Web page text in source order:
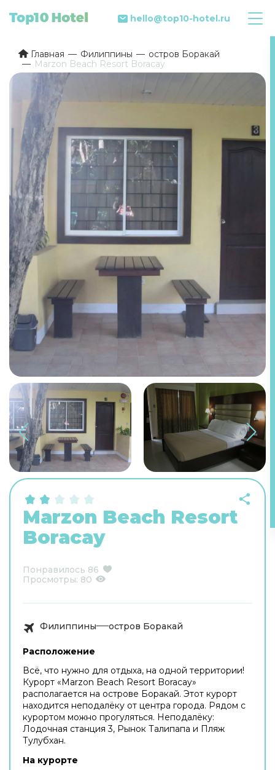
hello@top10-hotel.ru
Главная Филиппины
остров Боракай
Marzon Beach Resort Boracay
Marzon Beach Resort
Boracay
Понравилось 86
Просмотры: 80
Филиппины остров Боракай
Расположение
Всё, что нужно для отдыха, на одной территории!
Курорт «Marzon Beach Resort Boracay»
располагается на острове Боракай. Этот курорт
находится неподалёку от центра города. Рядом с
курортом можно прогуляться. Неподалёку:
Лодочная станция 3, Рынок Талипапа и Пляж
Тулубхан.
На курорте